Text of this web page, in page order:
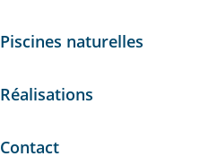
Piscines naturelles
Réalisations
Contact